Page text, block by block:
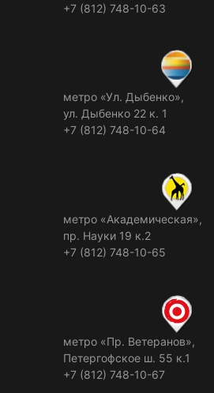
+7 (812) 748-10-63
метро «Ул. Дыбенко»,
ул. Дыбенко 22 к. 1
+7 (812) 748-10-64
метро «Академическая»,
пр. Науки 19 к.2
+7 (812) 748-10-65
метро «Пр. Ветеранов»,
Петергофское ш. 55 к.1
+7 (812) 748-10-67